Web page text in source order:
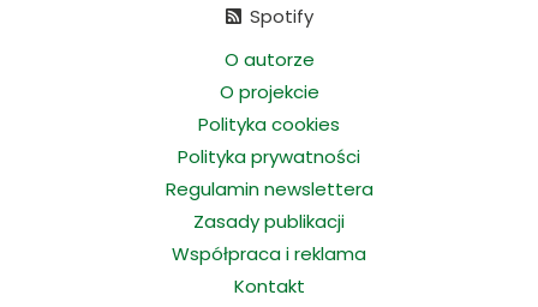
Spotify
O autorze
O projekcie
Polityka cookies
Polityka prywatności
Regulamin newslettera
Zasady publikacji
Współpraca i reklama
Kontakt